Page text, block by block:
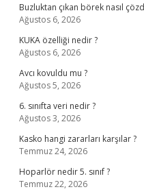
Buzluktan çıkan börek nasıl
Ağustos 6, 2026
KUKA özelliği nedir ?
Ağustos 6, 2026
Avcı kovuldu mu ?
Ağustos 5, 2026
6. sınıfta veri nedir ?
Ağustos 3, 2026
Kasko hangi zararları karşılar ?
Temmuz 24, 2026
Hoparlör nedir 5. sınıf ?
Temmuz 22, 2026